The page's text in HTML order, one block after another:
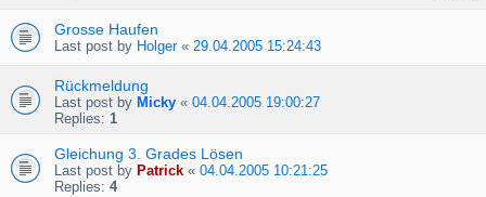
Grosse Haufen
Last post by Holger« 29.04.2005 15:24:43
Rückmeldung
Last post by Micky « 04.04.2005 19:00:27
Replies: 1
Gleichung 3. Grades Lösen
Last post by Patrick « 04.04.2005 10:21:25
Replies: 4